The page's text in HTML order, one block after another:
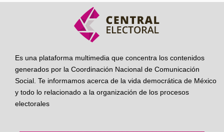
Es una plataforma multimedia que concentra los contenidos
generados por la Coordinación Nacional de Comunicación
Social. Te informamos acerca de la vida democrática de México
y todo lo relacionado a la organización de los procesos
electorales